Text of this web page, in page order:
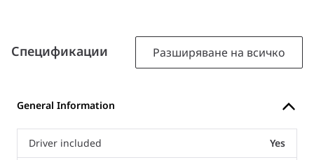
Спецификации Разширяване на всичко
General Information
Driver included Yes